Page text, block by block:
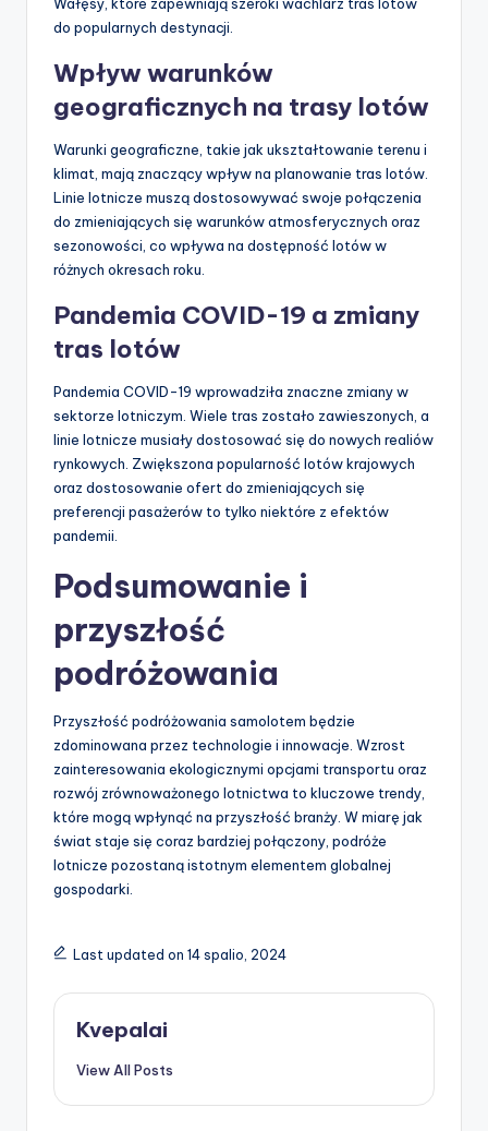
do popularnych destynacji.
Wpływ warunków
geograficznych na trasy lotów
Warunki geograficzne, takie jak ukształtowanie terenu i
klimat, mają znaczący wpływ na planowanie tras lotów.
Linie lotnicze muszą dostosowywać swoje połączenia
do zmieniających się warunków atmosferycznych oraz
sezonowości, co wpływa na dostępność lotów w
różnych okresach roku.
Pandemia COVID-19 a zmiany
tras lotów
Pandemia COVID-19 wprowadziła znaczne zmiany w
sektorze lotniczym. Wiele tras zostało zawieszonych, a
linie lotnicze musiały dostosować się do nowych realiów
rynkowych. Zwiększona popularność lotów krajowych
oraz dostosowanie ofert do zmieniających się
preferencji pasażerów to tylko niektóre z efektów
pandemii.
Podsumowanie i
przyszłość
podróżowania
Przyszłość podróżowania samolotem będzie
zdominowana przez technologie i innowacje. Wzrost
zainteresowania ekologicznymi opcjami transportu oraz
rozwój zrównoważonego lotnictwa to kluczowe trendy,
które mogą wpłynąć na przyszłość branży. W miarę jak
świat staje się coraz bardziej połączony, podróże
lotnicze pozostaną istotnym elementem globalnej
gospodarki.
Last updated on 14 spalio, 2024
Kvepalai
View All Posts